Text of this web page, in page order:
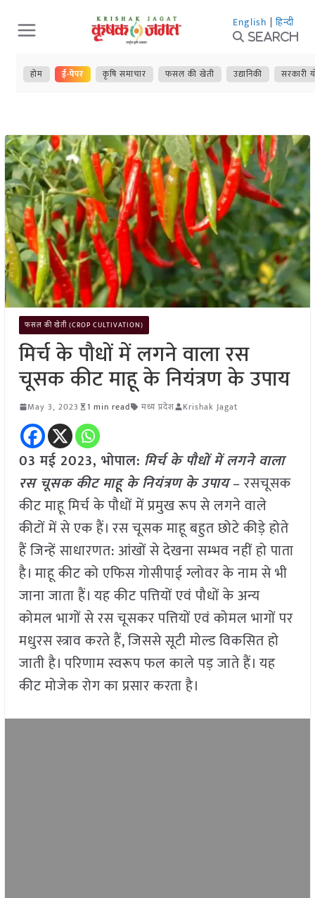
Skip
to
content
English | हिन्दी
Search
होम ई-पेपर कृषि समाचार फसल की खेती उद्यानिकी सरकारी
फसल की खेती (CROP CULTIVATION)
मिर्च के पौधों में लगने वाला रस
चूसक कीट माहू के नियंत्रण के उपाय
May 3, 2023 1 min read मध्य प्रदेश Krishak Jagat
03 मई 2023, भोपाल: मिर्च के पौधों में लगने वाला
रस चूसक कीट माहू के नियंत्रण के उपाय– रसचूसक
कीट माहू मिर्च के पौधों में प्रमुख रूप से लगने वाले
कीटों में से एक हैं। रस चूसक माहू बहुत छोटे कीड़े होते
हैं जिन्हें साधारणत: आंखों से देखना सम्भव नहीं हो पाता
है। माहू कीट को एफिस गोसीपाई ग्लोवर के नाम से भी
जाना जाता हैं। यह कीट पत्तियों एवं पौधों के अन्य
कोमल भागों से रस चूसकर पत्तियों एवं कोमल भागों पर
मधुरस स्त्राव करते हैं, जिससे सूटी मोल्ड विकसित हो
जाती है। परिणाम स्वरूप फल काले पड़ जाते हैं। यह
कीट मोजेक रोग का प्रसार करता है।